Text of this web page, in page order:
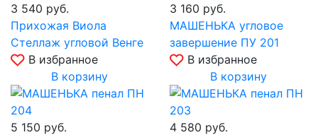
3 540 руб.
Прихожая Виола
Стеллаж угловой Венге
В избранное
В корзину
3 160 руб.
МАШЕНЬКА угловое
завершение ПУ 201
В избранное
В корзину
5 150 руб.
4 580 руб.